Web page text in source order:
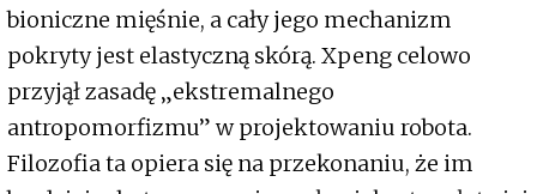
bioniczne mięśnie, a cały jego mechanizm
pokryty jest elastyczną skórą. Xpeng celowo
przyjął zasadę „ekstremalnego
antropomorfizmu” w projektowaniu robota.
Filozofia ta opiera się na przekonaniu, że im